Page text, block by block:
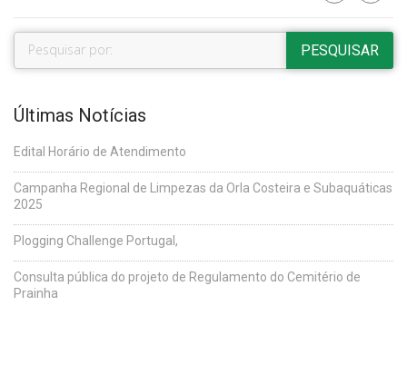
Últimas Notícias
Edital Horário de Atendimento
Campanha Regional de Limpezas da Orla Costeira e Subaquáticas
2025
Plogging Challenge Portugal,
Consulta pública do projeto de Regulamento do Cemitério de
Prainha